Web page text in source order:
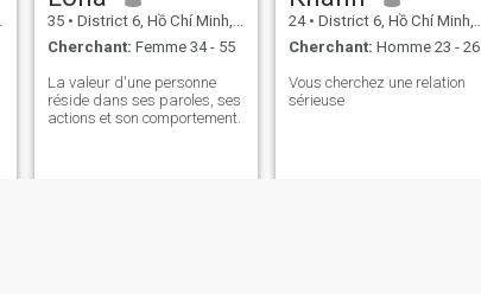
35 • District 6, Hồ Chí Minh, Vietnam
Cherchant: Femme 34 - 55
La valeur d'une personne
réside dans ses paroles, ses
actions et son comportement.
24 • District 6, Hồ Chí Minh, Vietnam
Cherchant: Homme 23 - 26
Vous cherchez une relation
sérieuse